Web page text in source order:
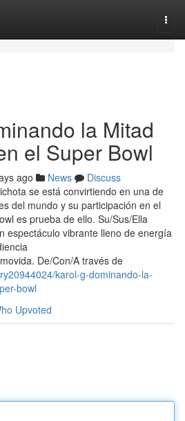
la Mitad
el Super Bowl
ago News
Discuss
se está convirtiendo en una de
del mundo y su participación en el
es prueba de ello. Su/Sus/Ella
espectáculo vibrante lleno de energía
De/Con/A través de
karol-g-dominando-la-
bowl
Upvoted